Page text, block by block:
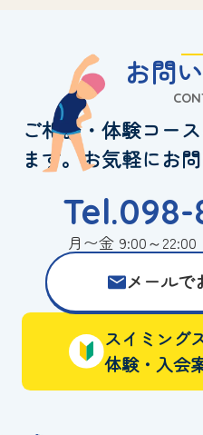
お問
ご相談・体験コー
ます。お気軽にお
月〜金 9:00～22:00
メールで
スイミング
体験・入会